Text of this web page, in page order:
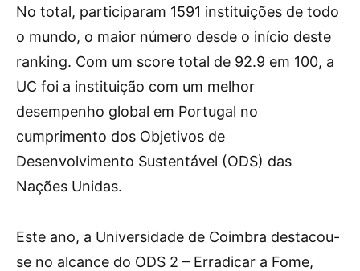
No total, participaram 1591 instituições de todo
o mundo, o maior número desde o início deste
ranking. Com um score total de 92.9 em 100, a
UC foi a instituição com um melhor
desempenho global em Portugal no
cumprimento dos Objetivos de
Desenvolvimento Sustentável (ODS) das
Nações Unidas.
Este ano, a Universidade de Coimbra destacou-
se no alcance do ODS 2 – Erradicar a Fome,